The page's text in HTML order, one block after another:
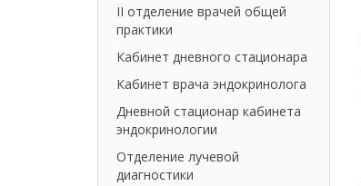
II отделение врачей общей
практики
Кабинет дневного стационара
Кабинет врача эндокринолога
Дневной стационар кабинета
эндокринологии
Отделение лучевой
диагностики